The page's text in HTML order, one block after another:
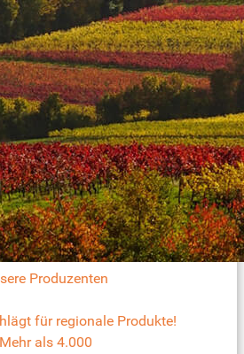
Produzenten
für regionale Produkte!
Mehr als 4.000